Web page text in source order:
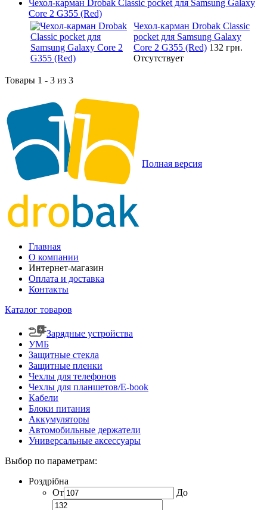
Чехол-карман Drobak Classic pocket для Samsung Galaxy
Core 2 G355 (Red)
Чехол-карман Drobak Classic
pocket для Samsung Galaxy
Core 2 G355 (Red) 132 грн.
Отсутствует
Товары 1 - 3 из 3
Полная версия
Главная
О компании
Интернет-магазин
Оплата и доставка
Контакты
Каталог товаров
Зарядные устройства
УМБ
Защитные стекла
Защитные пленки
Чехлы для телефонов
Чехлы для планшетов/E-book
Кабели
Блоки питания
Аккумуляторы
Автомобильные держатели
Универсальные аксессуары
Выбор по параметрам:
Роздрібна
От
До